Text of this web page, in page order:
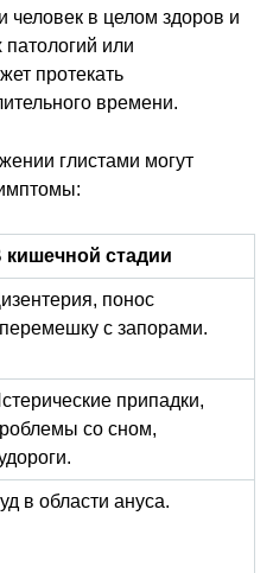
человек в целом здоров и
патологий или
протекать
времени.
глистами могут
кишечной стадии
понос
с запорами.
припадки,
со сном,
в области ануса.